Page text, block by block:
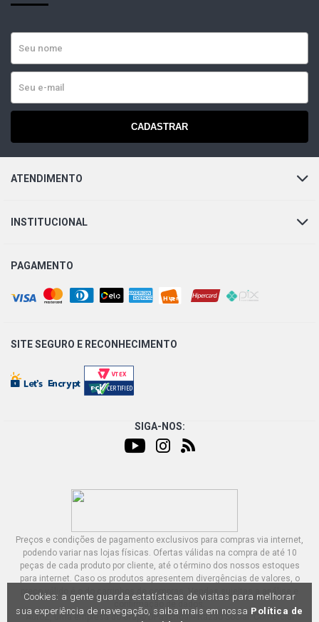
CADASTRAR
ATENDIMENTO
INSTITUCIONAL
PAGAMENTO
SITE SEGURO E RECONHECIMENTO
SIGA-NOS:
Preços e condições de pagamento exclusivos para compras via internet,
podendo variar nas lojas físicas. Ofertas válidas na compra de até 10
peças de cada produto por cliente, até o término dos nossos estoques
para internet. Caso os produtos apresentem divergências de valores, o
preço válido é o do carrinhos de compras. Vendas sujeitas a análise e
AutoZ, uma empresa do Grupo DPaschoal - Razão Social: Comercial
Cookies: a gente guarda estatísticas de visitas para melhorar
sua experiência de navegação, saiba mais em nossa Política de